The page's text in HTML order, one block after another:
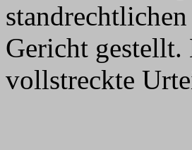
Gericht gestellt.
vollstreckte